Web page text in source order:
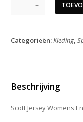
Long
XL
Categorieën:Kleding,
Beschrijving
Scott Jersey Womens